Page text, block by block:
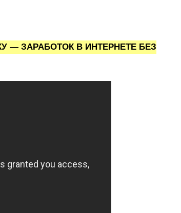
— ЗАРАБОТОК В ИНТЕРНЕТЕ БЕЗ